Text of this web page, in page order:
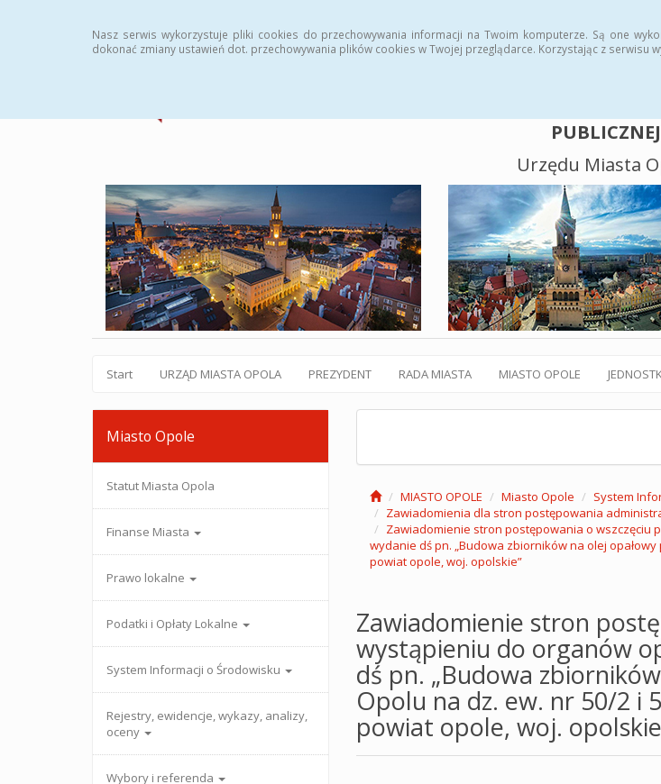
Nasz serwis wykorzystuje pliki cookies do przechowywania informacji na Twoim komputerze. Są one
dokonać zmiany ustawień dot. przechowywania plików cookies w Twojej przeglądarce. Korzystając z serwisu
PUBLICZNEJ
Urzędu Miasta
Start URZĄD MIASTA OPOLA PREZYDENT RADA MIASTA MIASTO OPOLE
Miasto Opole
Statut Miasta Opola
Finanse Miasta
Prawo lokalne
Podatki i Opłaty Lokalne
System Informacji o Środowisku
Rejestry, ewidencje, wykazy, analizy,
oceny
Wybory i referenda
MIASTO OPOLE Miasto Opole System
Zawiadomienia dla stron postępowania
Zawiadomienie stron postępowania o wszczęciu
wydanie dś pn. „Budowa zbiorników na olej
powiat opole, woj. opolskie”
Zawiadomienie stron
wystąpieniu do organów
dś pn. „Budowa
Opolu na dz. ew. nr 50/2 i
powiat opole, woj.